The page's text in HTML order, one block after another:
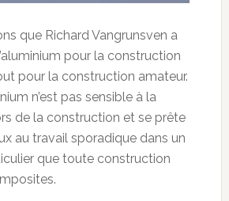
que Richard Vangrunsven a
pour la construction
pour la construction amateur.
n’est pas sensible à la
de la construction et se prête
au travail sporadique dans un
que toute construction